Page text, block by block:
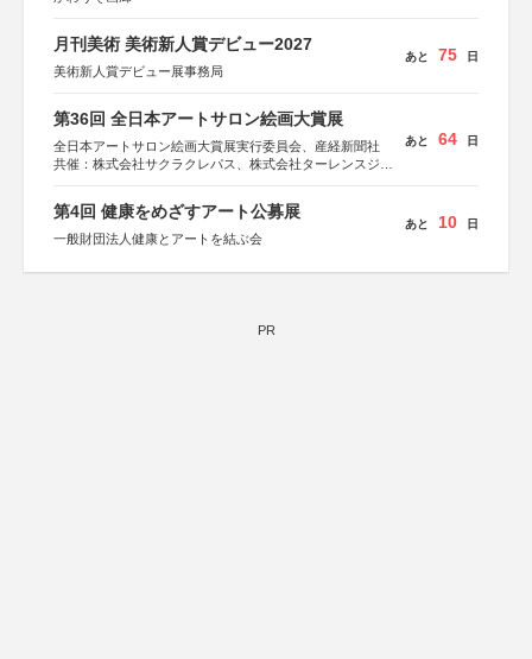
月刊美術 美術新人賞デビュー2027
美術新人賞デビュー展事務局
あと 75 日
第36回 全日本アートサロン絵画大賞展
全日本アートサロン絵画大賞展実行委員会、産経新聞社
共催：株式会社サクラクレパス、株式会社ターレンスジャ
あと 64 日
第4回 健康をめざすアート公募展
一般財団法人健康とアートを結ぶ会
あと 10 日
PR